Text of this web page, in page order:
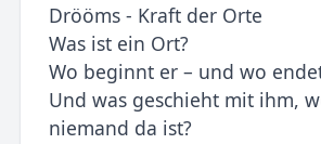
Drööms - Kraft der Orte
Was ist ein Ort?
Wo beginnt er – und wo
Und was geschieht mit ihm,
niemand da ist?